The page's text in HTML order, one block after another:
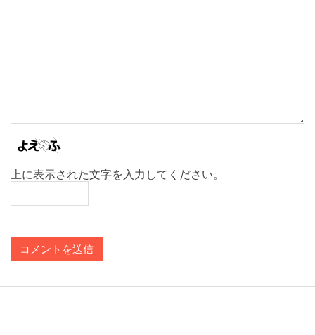
上に表示された文字を入力してください。